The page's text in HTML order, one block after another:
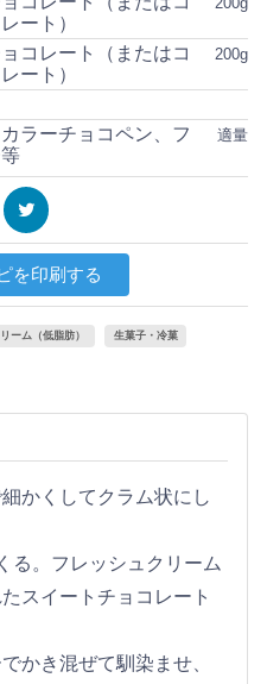
ート）
200g
コレート（またはコ
ート）
適量
ラーチョコペン、フ
を印刷する
ーム（低脂肪） 生菓子・冷菓
かくしてクラム状にし
る。フレッシュクリーム
スイートチョコレート
かき混ぜて馴染ませ、